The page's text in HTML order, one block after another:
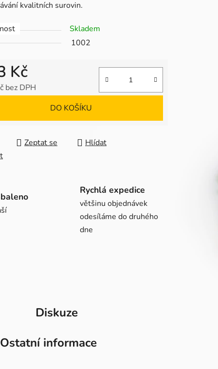
kvalitních surovin.
Skladem
1002
Kč
bez DPH
DO KOŠÍKU
Zeptat se
Hlídat
Rychlá expedice
většinu objednávek
odesíláme do druhého
dne
Diskuze
Ostatní informace